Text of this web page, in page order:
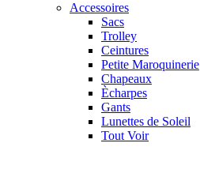
Accessoires
Sacs
Trolley
Ceintures
Petite Maroquinerie
Chapeaux
Ècharpes
Gants
Lunettes de Soleil
Tout Voir